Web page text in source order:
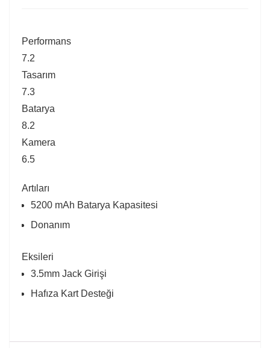
Performans
7.2
Tasarım
7.3
Batarya
8.2
Kamera
6.5
Artıları
5200 mAh Batarya Kapasitesi
Donanım
Eksileri
3.5mm Jack Girişi
Hafıza Kart Desteği